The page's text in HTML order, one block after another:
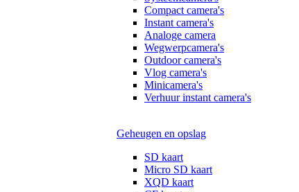
Compact camera's
Instant camera's
Analoge camera
Wegwerpcamera's
Outdoor camera's
Vlog camera's
Minicamera's
Verhuur instant camera's
Geheugen en opslag
SD kaart
Micro SD kaart
XQD kaart